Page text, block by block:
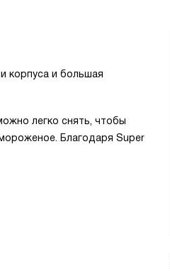
корпуса и большая
легко снять, чтобы
Благодаря Super